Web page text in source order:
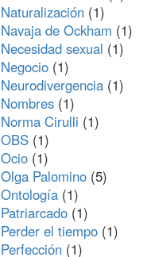
Naturalización (1)
Navaja de Ockham (1)
Necesidad sexual (1)
Negocio (1)
Neurodivergencia (1)
Nombres (1)
Norma Cirulli (1)
OBS (1)
Ocio (1)
Olga Palomino (5)
Ontología (1)
Patriarcado (1)
Perder el tiempo (1)
Perfección (1)